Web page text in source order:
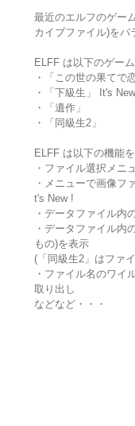
最近のエルフのゲー
カイブファイル)をバ
ELFF は以下のゲー
・「この世の果てで
・「下級生」 It's
・「遺作」
・「同級生2」
ELFF は以下の機能
・ファイル選択メニ
・メニューで画像フ
t's New !
・データファイル内
・データファイル内
もの)を表示
(「同級生2」はファ
・ファイル名のワイ
取り出し
などなど・・・